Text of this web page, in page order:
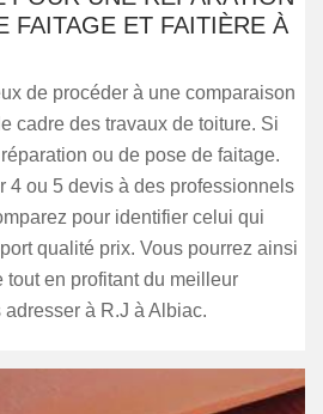
FAITAGE ET FAITIÈRE À
de procéder à une comparaison
cadre des travaux de toiture. Si
ou de pose de faitage.
4 ou 5 devis à des professionnels
pour identifier celui qui
qualité prix. Vous pourrez ainsi
tout en profitant du meilleur
à R.J à Albiac.